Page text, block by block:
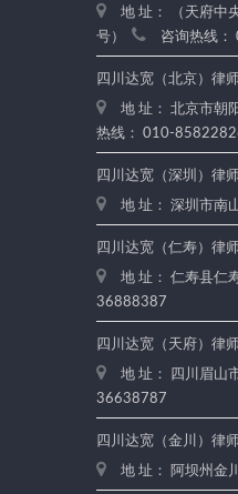
地 址： （天府中
号）
咨询热线
四川达宽（北京）律
地 址： 北京市朝
热线： 010-
四川达宽（深圳）律
地 址： 深圳市南
四川达宽（仁寿）律
地 址： 仁寿县仁
36888387
四川达宽（天府）律
地 址： 四川眉山
36638787
四川达宽（金川）律
地 址： 阿坝州金